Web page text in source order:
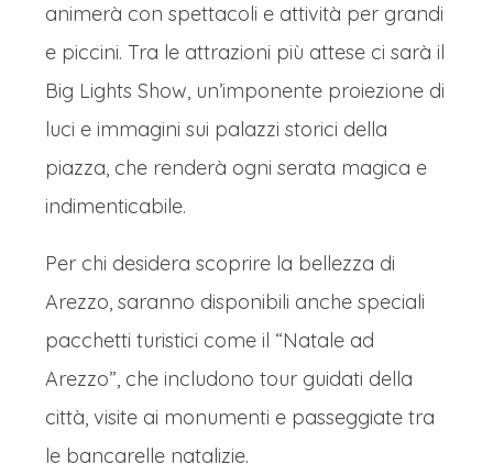
animerà con spettacoli e attività per grandi
e piccini. Tra le attrazioni più attese ci sarà il
Big Lights Show, un’imponente proiezione di
luci e immagini sui palazzi storici della
piazza, che renderà ogni serata magica e
indimenticabile.
Per chi desidera scoprire la bellezza di
Arezzo, saranno disponibili anche speciali
pacchetti turistici come il “Natale ad
Arezzo”, che includono tour guidati della
città, visite ai monumenti e passeggiate tra
le bancarelle natalizie.